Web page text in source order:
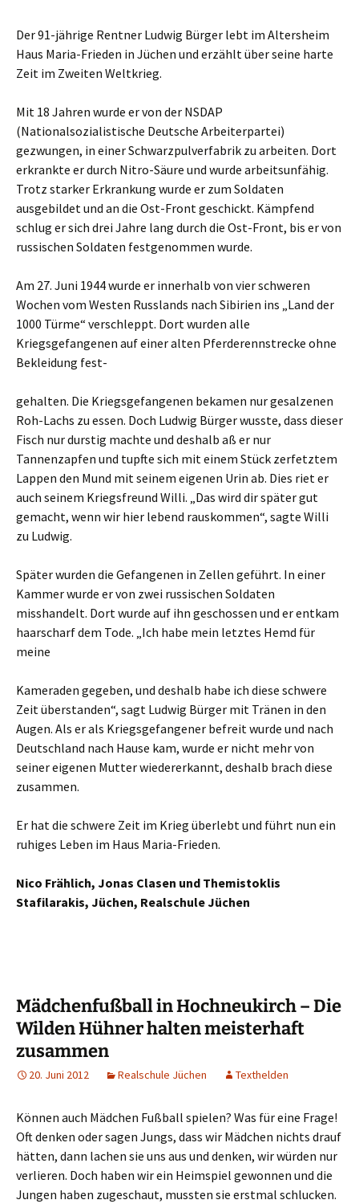
Der 91-jährige Rentner Ludwig Bürger lebt im Altersheim
Haus Maria-Frieden in Jüchen und erzählt über seine harte
Zeit im Zweiten Weltkrieg.
Mit 18 Jahren wurde er von der NSDAP
(Nationalsozialistische Deutsche Arbeiterpartei)
gezwungen, in einer Schwarzpulverfabrik zu arbeiten. Dort
erkrankte er durch Nitro-Säure und wurde arbeitsunfähig.
Trotz starker Erkrankung wurde er zum Soldaten
ausgebildet und an die Ost-Front geschickt. Kämpfend
schlug er sich drei Jahre lang durch die Ost-Front, bis er von
russischen Soldaten festgenommen wurde.
Am 27. Juni 1944 wurde er innerhalb von vier schweren
Wochen vom Westen Russlands nach Sibirien ins „Land der
1000 Türme“ verschleppt. Dort wurden alle
Kriegsgefangenen auf einer alten Pferderennstrecke ohne
Bekleidung fest-
gehalten. Die Kriegsgefangenen bekamen nur gesalzenen
Roh-Lachs zu essen. Doch Ludwig Bürger wusste, dass dieser
Fisch nur durstig machte und deshalb aß er nur
Tannenzapfen und tupfte sich mit einem Stück zerfetztem
Lappen den Mund mit seinem eigenen Urin ab. Dies riet er
auch seinem Kriegsfreund Willi. „Das wird dir später gut
gemacht, wenn wir hier lebend rauskommen“, sagte Willi
zu Ludwig.
Später wurden die Gefangenen in Zellen geführt. In einer
Kammer wurde er von zwei russischen Soldaten
misshandelt. Dort wurde auf ihn geschossen und er entkam
haarscharf dem Tode. „Ich habe mein letztes Hemd für
meine
Kameraden gegeben, und deshalb habe ich diese schwere
Zeit überstanden“, sagt Ludwig Bürger mit Tränen in den
Augen. Als er als Kriegsgefangener befreit wurde und nach
Deutschland nach Hause kam, wurde er nicht mehr von
seiner eigenen Mutter wiedererkannt, deshalb brach diese
zusammen.
Er hat die schwere Zeit im Krieg überlebt und führt nun ein
ruhiges Leben im Haus Maria-Frieden.
Nico Frählich, Jonas Clasen und Themistoklis
Stafilarakis, Jüchen, Realschule Jüchen
Mädchenfußball in Hochneukirch – Die
Wilden Hühner halten meisterhaft
zusammen
20. Juni 2012 Realschule Jüchen Texthelden
Können auch Mädchen Fußball spielen? Was für eine Frage!
Oft denken oder sagen Jungs, dass wir Mädchen nichts drauf
hätten, dann lachen sie uns aus und denken, wir würden nur
verlieren. Doch haben wir ein Heimspiel gewonnen und die
Jungen haben zugeschaut, mussten sie erstmal schlucken.